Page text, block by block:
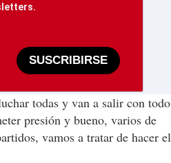
SUSCRIBIRSE
todas y van a salir con todo
presión y bueno, varios de
vamos a tratar de hacer el